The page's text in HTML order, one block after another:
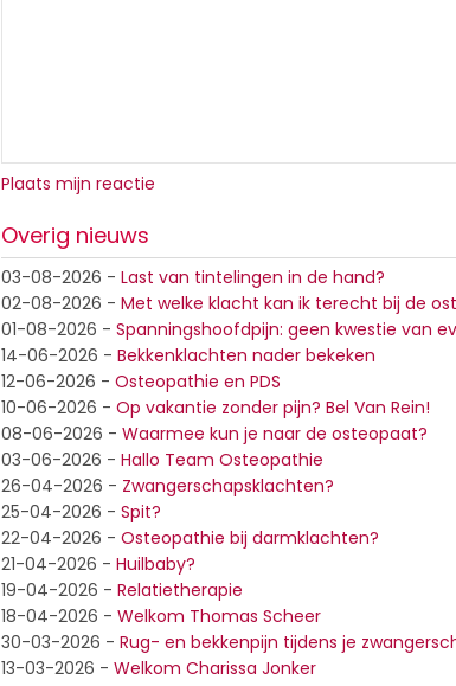
Plaats mijn reactie
Overig nieuws
03-08-2026 - Last van tintelingen in de hand?
02-08-2026 - Met welke klacht kan ik terecht bij de
01-08-2026 - Spanningshoofdpijn: geen kwestie van
14-06-2026 - Bekkenklachten nader bekeken
12-06-2026 - Osteopathie en PDS
10-06-2026 - Op vakantie zonder pijn? Bel Van Rein!
08-06-2026 - Waarmee kun je naar de osteopaat?
03-06-2026 - Hallo Team Osteopathie
26-04-2026 - Zwangerschapsklachten?
25-04-2026 - Spit?
22-04-2026 - Osteopathie bij darmklachten?
21-04-2026 - Huilbaby?
19-04-2026 - Relatietherapie
18-04-2026 - Welkom Thomas Scheer
30-03-2026 - Rug- en bekkenpijn tijdens je
13-03-2026 - Welkom Charissa Jonker